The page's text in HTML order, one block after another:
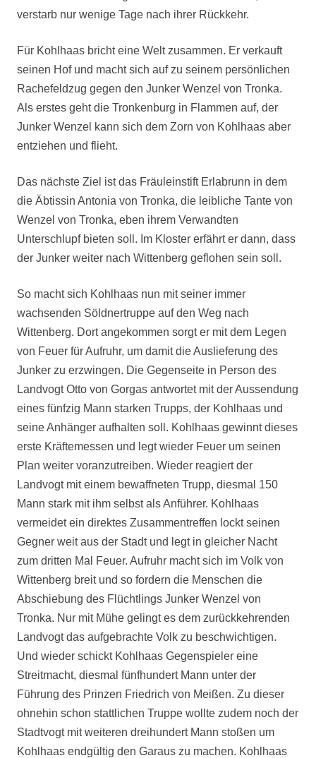
verstarb nur wenige Tage nach ihrer Rückkehr.
Für Kohlhaas bricht eine Welt zusammen. Er verkauft
seinen Hof und macht sich auf zu seinem persönlichen
Rachefeldzug gegen den Junker Wenzel von Tronka.
Als erstes geht die Tronkenburg in Flammen auf, der
Junker Wenzel kann sich dem Zorn von Kohlhaas aber
entziehen und flieht.
Das nächste Ziel ist das Fräuleinstift Erlabrunn in dem
die Äbtissin Antonia von Tronka, die leibliche Tante von
Wenzel von Tronka, eben ihrem Verwandten
Unterschlupf bieten soll. Im Kloster erfährt er dann, dass
der Junker weiter nach Wittenberg geflohen sein soll.
So macht sich Kohlhaas nun mit seiner immer
wachsenden Söldnertruppe auf den Weg nach
Wittenberg. Dort angekommen sorgt er mit dem Legen
von Feuer für Aufruhr, um damit die Auslieferung des
Junker zu erzwingen. Die Gegenseite in Person des
Landvogt Otto von Gorgas antwortet mit der Aussendung
eines fünfzig Mann starken Trupps, der Kohlhaas und
seine Anhänger aufhalten soll. Kohlhaas gewinnt dieses
erste Kräftemessen und legt wieder Feuer um seinen
Plan weiter voranzutreiben. Wieder reagiert der
Landvogt mit einem bewaffneten Trupp, diesmal 150
Mann stark mit ihm selbst als Anführer. Kohlhaas
vermeidet ein direktes Zusammentreffen lockt seinen
Gegner weit aus der Stadt und legt in gleicher Nacht
zum dritten Mal Feuer. Aufruhr macht sich im Volk von
Wittenberg breit und so fordern die Menschen die
Abschiebung des Flüchtlings Junker Wenzel von
Tronka. Nur mit Mühe gelingt es dem zurückkehrenden
Landvogt das aufgebrachte Volk zu beschwichtigen.
Und wieder schickt Kohlhaas Gegenspieler eine
Streitmacht, diesmal fünfhundert Mann unter der
Führung des Prinzen Friedrich von Meißen. Zu dieser
ohnehin schon stattlichen Truppe wollte zudem noch der
Stadtvogt mit weiteren dreihundert Mann stoßen um
Kohlhaas endgültig den Garaus zu machen. Kohlhaas